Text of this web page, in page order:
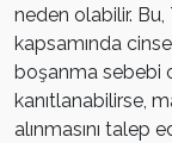
neden olabilir. Bu,
kapsamında
boşanma sebebi
kanıtlanabilirse,
alınmasını talep